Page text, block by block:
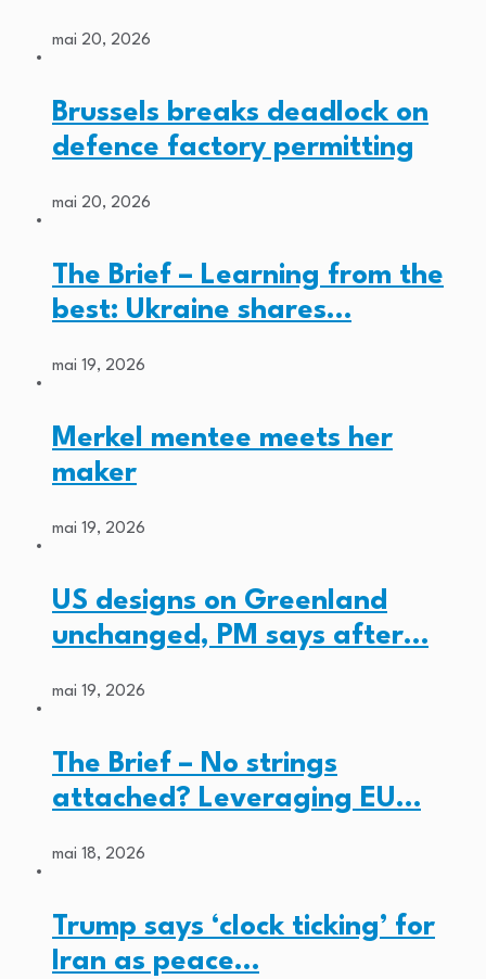
mai 20, 2026
Brussels breaks deadlock on
defence factory permitting
mai 20, 2026
The Brief – Learning from the
best: Ukraine shares…
mai 19, 2026
Merkel mentee meets her
maker
mai 19, 2026
US designs on Greenland
unchanged, PM says after…
mai 19, 2026
The Brief – No strings
attached? Leveraging EU…
mai 18, 2026
Trump says ‘clock ticking’ for
Iran as peace…